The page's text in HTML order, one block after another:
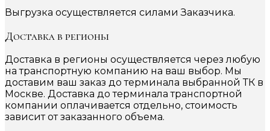
Выгрузка осуществляется силами Заказчика.
Доставка в регионы
Доставка в регионы осуществляется через любую
на транспортную компанию на ваш выбор. Мы
доставим ваш заказ до терминала выбранной ТК в
Москве. Доставка до терминала транспортной
компании оплачивается отдельно, стоимость
зависит от заказанного объема.